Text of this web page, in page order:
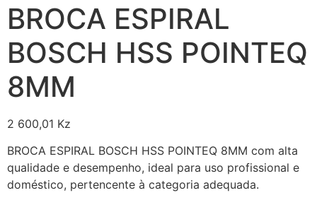
BROCA ESPIRAL
BOSCH HSS POINTEQ
8MM
2 600,01 Kz
BROCA ESPIRAL BOSCH HSS POINTEQ 8MM com alta
qualidade e desempenho, ideal para uso profissional e
doméstico, pertencente à categoria adequada.